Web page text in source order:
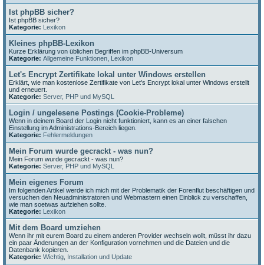
Ist phpBB sicher?
Ist phpBB sicher?
Kategorie: Lexikon
Kleines phpBB-Lexikon
Kurze Erklärung von üblichen Begriffen im phpBB-Universum
Kategorie: Allgemeine Funktionen Lexikon
Let's Encrypt Zertifikate lokal unter Windows erstellen
Erklärt, wie man kostenlose Zertifikate von Let's Encrypt lokal unter Windows erstellt
und erneuert.
Kategorie: Server, PHP und MySQL
Login / ungelesene Postings (Cookie-Probleme)
Wenn in deinem Board der Login nicht funktioniert, kann es an einer falschen
Einstellung im Administrations-Bereich liegen.
Kategorie: Fehlermeldungen
Mein Forum wurde gecrackt - was nun?
Mein Forum wurde gecrackt - was nun?
Kategorie: Server, PHP und MySQL
Mein eigenes Forum
Im folgenden Artikel werde ich mich mit der Problematik der Forenflut beschäftigen und
versuchen den Neuadministratoren und Webmastern einen Einblick zu verschaffen,
wie man soetwas aufziehen sollte.
Kategorie: Lexikon
Mit dem Board umziehen
Wenn ihr mit eurem Board zu einem anderen Provider wechseln wollt, müsst ihr dazu
ein paar Änderungen an der Konfiguration vornehmen und die Dateien und die
Datenbank kopieren.
Kategorie: Wichtig Installation und Update